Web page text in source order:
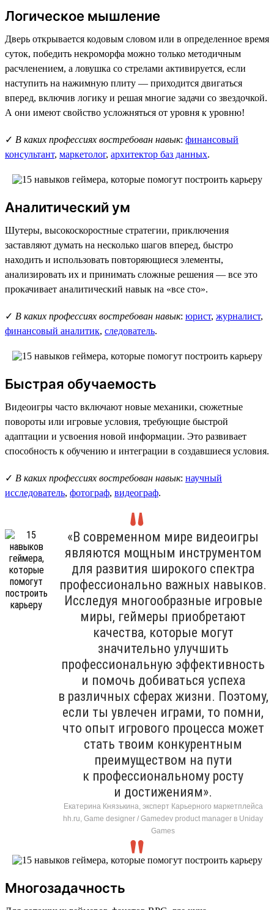
Логическое мышление
Дверь открывается кодовым словом или в определенное время
суток, победить некроморфа можно только методичным
расчленением, а ловушка со стрелами активируется, если
наступить на нажимную плиту — приходится двигаться
вперед, включив логику и решая многие задачи со звездочкой.
А они имеют свойство усложняться от уровня к уровню!
✓ В каких профессиях востребован навык: финансовый
консультант, маркетолог, архитектор баз данных.
Аналитический ум
Шутеры, высокоскоростные стратегии, приключения
заставляют думать на несколько шагов вперед, быстро
находить и использовать повторяющиеся элементы,
анализировать их и принимать сложные решения — все это
прокачивает аналитический навык на «все сто».
✓ В каких профессиях востребован навык: юрист, журналист,
финансовый аналитик, следователь.
Быстрая обучаемость
Видеоигры часто включают новые механики, сюжетные
повороты или игровые условия, требующие быстрой
адаптации и усвоения новой информации. Это развивает
способность к обучению и интеграции в создавшиеся условия.
✓ В каких профессиях востребован навык: научный
исследователь, фотограф, видеограф.
«В современном мире видеоигры
являются мощным инструментом
для развития широкого спектра
профессионально важных навыков.
Исследуя многообразные игровые
миры, геймеры приобретают
качества, которые могут
значительно улучшить
профессиональную эффективность
и помочь добиваться успеха
в различных сферах жизни. Поэтому,
если ты увлечен играми, то помни,
что опыт игрового процесса может
стать твоим конкурентным
преимуществом на пути
к профессиональному росту
и достижениям».
Екатерина Князькина, эксперт Карьерного маркетплейса
hh.ru, Game designer / Gamedev product manager в Uniday
Games
Многозадачность